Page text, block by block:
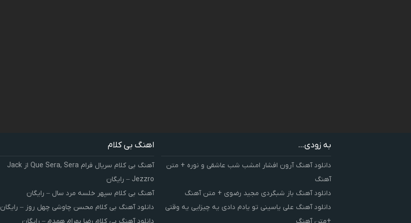
به زودی...
دانلود آهنگ آرون افشار امشب شب عاشقی و نوره + متن
آهنگ
دانلود آهنگ باز شبگردی مجید رضوی + متن آهنگ
دانلود آهنگ علی یاسینی تو یادم دادی یه چیزایی یه وقتی
اهنگ بی کلام
آهنگ بی کلام سریال فرام Que Sera, Sera از Jack
Jezzro – رایگان
آهنگ بی کلام سپهر خلسه مرد سال – رایگان
دانلود آهنگ بی کلام محسن چاوشی چهل روز – رایگان